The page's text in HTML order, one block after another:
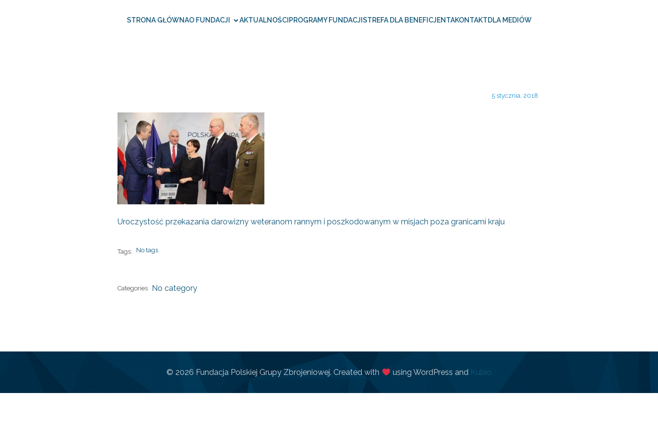
STRONA GŁÓWNAO FUNDACJI AKTUALNOŚCI PROGRAMY FUNDACJI STREFA DLA BENEFICJENTAKONTAKTDLA MEDIÓW
5 stycznia, 2018
Uroczystość przekazania darowizny weteranom rannym i poszkodowanym w misjach poza granicami kraju
Tags: No tags
Categories No category
© 2026 Fundacja Polskiej Grupy Zbrojeniowej. Created with using WordPress and Kubio